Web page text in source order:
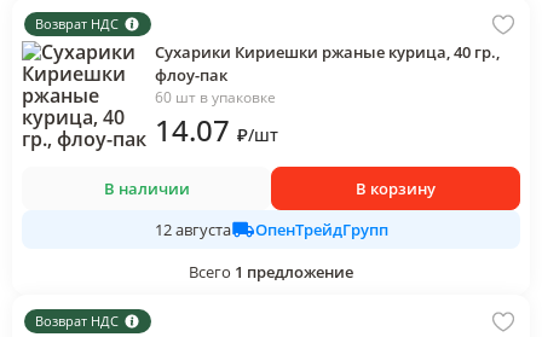
Возврат НДС
Сухарики Кириешки ржаные курица, 40 гр.,
флоу-пак
60 шт в упаковке
14.07 ₽/шт
В наличии
В корзину
12 августа
ОпенТрейдГрупп
Всего 1 предложение
Возврат НДС